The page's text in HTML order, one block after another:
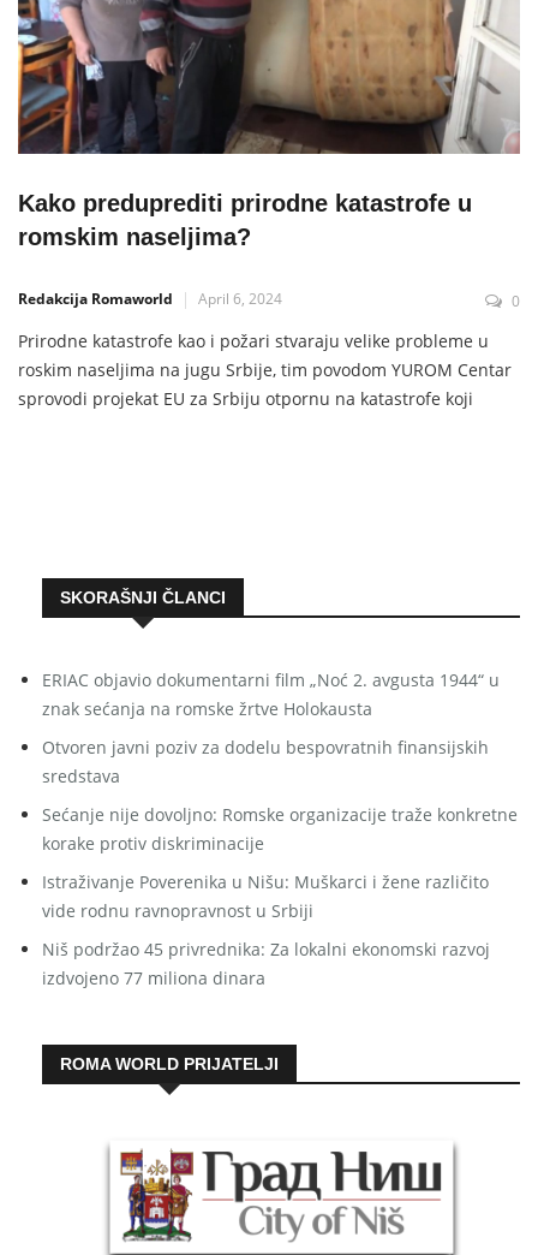
Kako preduprediti prirodne katastrofe u
romskim naseljima?
Redakcija Romaworld April 6, 2024 0
Prirodne katastrofe kao i požari stvaraju velike probleme u
roskim naseljima na jugu Srbije, tim povodom YUROM Centar
sprovodi projekat EU za Srbiju otpornu na katastrofe koji
SKORAŠNJI ČLANCI
ERIAC objavio dokumentarni film „Noć 2. avgusta 1944“ u
znak sećanja na romske žrtve Holokausta
Otvoren javni poziv za dodelu bespovratnih finansijskih
sredstava
Sećanje nije dovoljno: Romske organizacije traže konkretne
korake protiv diskriminacije
Istraživanje Poverenika u Nišu: Muškarci i žene različito
vide rodnu ravnopravnost u Srbiji
Niš podržao 45 privrednika: Za lokalni ekonomski razvoj
izdvojeno 77 miliona dinara
ROMA WORLD PRIJATELJI